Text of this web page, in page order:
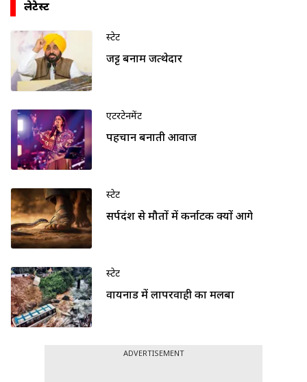
लेटेस्ट
स्टेट
जट्ट बनाम जत्थेदार
एंटरटेनमेंट
पहचान बनाती आवाज
स्टेट
सर्पदंश से मौतों में कर्नाटक क्यों आगे
स्टेट
वायनाड में लापरवाही का मलबा
ADVERTISEMENT